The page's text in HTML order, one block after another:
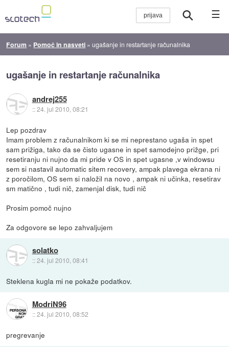
☰
Forum » Pomoč in nasveti »ugašanje in restartanje računalnika
ugašanje in restartanje računalnika
andrej255
::24. jul 2010, 08:21
Lep pozdrav
Imam problem z računalnikom ki se mi neprestano ugaša in spet
sam prižiga, tako da se čisto ugasne in spet samodejno prižge, pri
resetiranju ni nujno da mi pride v OS in spet ugasne ,v windowsu
sem si nastavil automatic sitem recovery, ampak plavega ekrana ni
z poročilom, OS sem si naložil na novo , ampak ni učinka, resetirav
sm matično , tudi nič, zamenjal disk, tudi nič
Prosim pomoč nujno
Za odgovore se lepo zahvaljujem
solatko
::24. jul 2010, 08:41
Steklena kugla mi ne pokaže podatkov.
ModriN96
::24. jul 2010, 08:52
pregrevanje